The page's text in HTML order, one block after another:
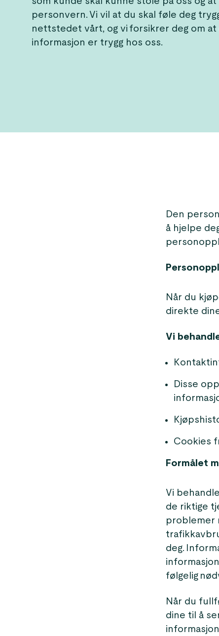
personvern. Vi vil at du skal føle deg
nettstedet vårt, og vi forsikrer deg om at
informasjon er trygg hos oss.
Den
å hjelpe
Når du
direkte
Vi
Disse
Cookies
Formålet
Vi
de riktige
problemer
deg.
følgelig
Når du
dine til å